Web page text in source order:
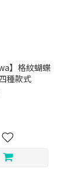
】格紋蝴蝶
種款式